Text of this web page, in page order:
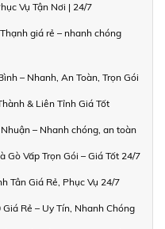
Vụ Tận Nơi | 24/7
giá rẻ – nhanh chóng
– Nhanh, An Toàn, Trọn Gói
& Liên Tỉnh Giá Tốt
– Nhanh chóng, an toàn
Gò Vấp Trọn Gói – Giá Tốt 24/7
Tân Giá Rẻ, Phục Vụ 24/7
Rẻ – Uy Tín, Nhanh Chóng